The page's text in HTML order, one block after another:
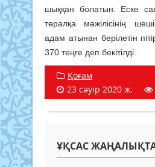
шыққан болатын. Еске
төралқа мәжілісінің
адам атынан берілетін
370 теңге деп бекітілді.
Қоғам
23 сәуір 2020 ж.
ҰҚСАС